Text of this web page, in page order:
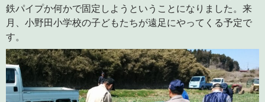
鉄パイプか何かで固定しようということになりました。来
月、小野田小学校の子どもたちが遠足にやってくる予定で
す。